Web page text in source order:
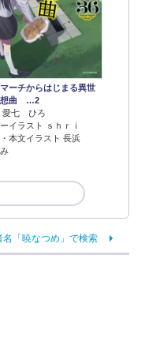
ーチからはじまる異世
想曲 …2
愛七 ひろ
イラスト ｓｈｒｉ
本文イラスト 長浜
名「暁なつめ」で検索